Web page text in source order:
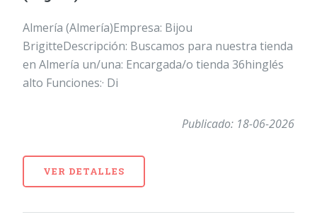
Almería (Almería)Empresa: Bijou
BrigitteDescripción: Buscamos para nuestra tienda
en Almería un/una: Encargada/o tienda 36hinglés
alto Funciones:· Di
Publicado: 18-06-2026
VER DETALLES